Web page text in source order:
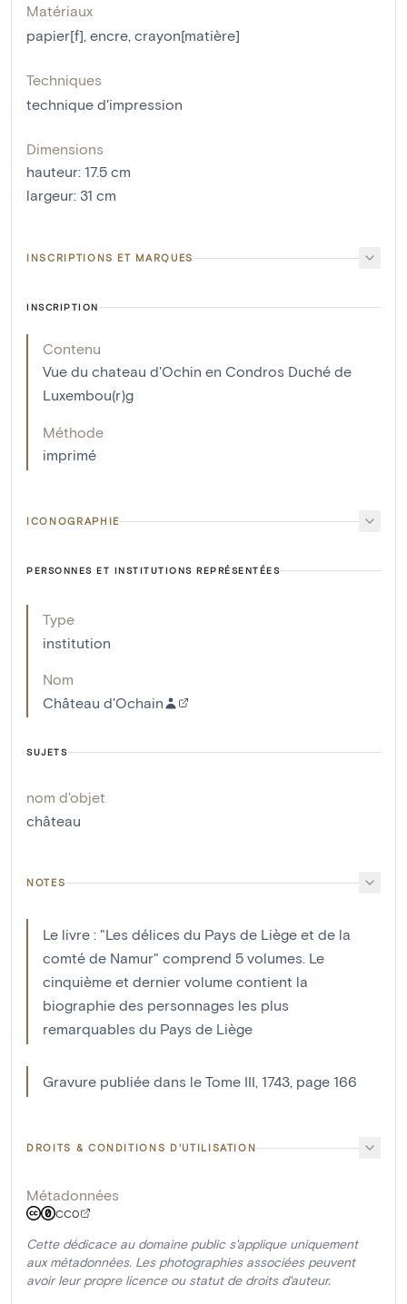
Matériaux
papier[f], encre, crayon[matière]
Techniques
technique d'impression
Dimensions
hauteur: 17.5 cm
largeur: 31 cm
INSCRIPTIONS ET MARQUES
INSCRIPTION
Contenu
Vue du chateau d'Ochin en Condros Duché de
Luxembou(r)g
Méthode
imprimé
ICONOGRAPHIE
PERSONNES ET INSTITUTIONS REPRÉSENTÉES
Type
institution
Nom
Château d'Ochain
SUJETS
nom d'objet
château
NOTES
Le livre : "Les délices du Pays de Liège et de la
comté de Namur" comprend 5 volumes. Le
cinquième et dernier volume contient la
biographie des personnages les plus
remarquables du Pays de Liège
Gravure publiée dans le Tome III, 1743, page 166
DROITS & CONDITIONS D'UTILISATION
Métadonnées
CC0
Cette dédicace au domaine public s'applique uniquement
aux métadonnées. Les photographies associées peuvent
avoir leur propre licence ou statut de droits d'auteur.